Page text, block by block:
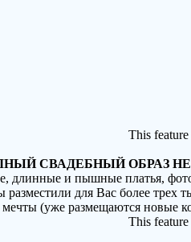
This
СВАДЕБНЫЙ ОБРАЗ
длинные и пышные платья,
разместили для Вас более
мечты (уже размещаются новые
This